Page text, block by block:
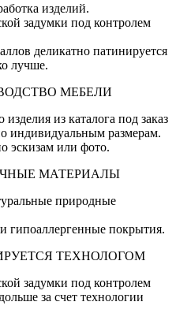
изделий.
задумки под контролем
деликатно патинируется
лучше.
МЕБЕЛИ
из каталога под заказ
индивидуальным размерам.
эскизам или фото.
МАТЕРИАЛЫ
природные
гипоаллергенные покрытия.
ТЕХНОЛОГОМ
задумки под контролем
за счет технологии